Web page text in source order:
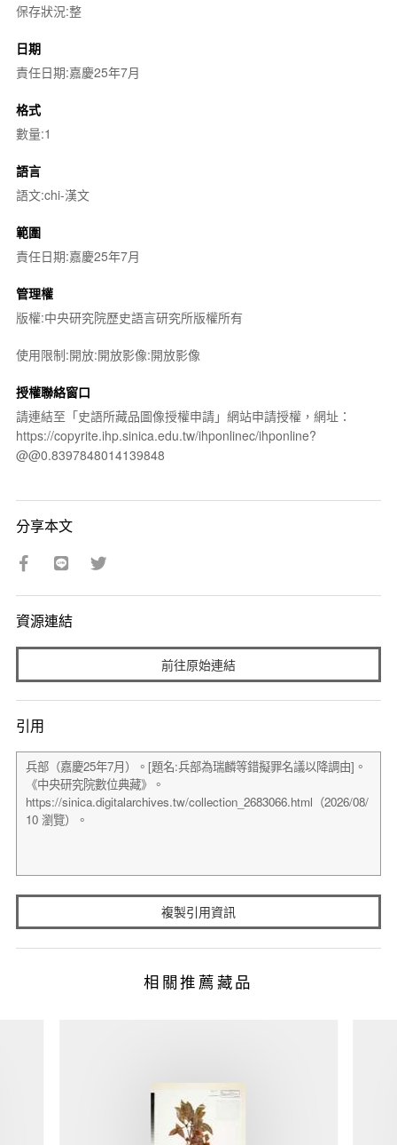
保存狀況:整
日期
責任日期:嘉慶25年7月
格式
數量:1
語言
語文:chi-漢文
範圍
責任日期:嘉慶25年7月
管理權
版權:中央研究院歷史語言研究所版權所有
使用限制:開放:開放影像:開放影像
授權聯絡窗口
請連結至「史語所藏品圖像授權申請」網站申請授權，網址：
https://copyrite.ihp.sinica.edu.tw/ihponlinec/ihponline?
@@0.8397848014139848
分享本文
資源連結
前往原始連結
引用
複製引用資訊
相關推薦藏品